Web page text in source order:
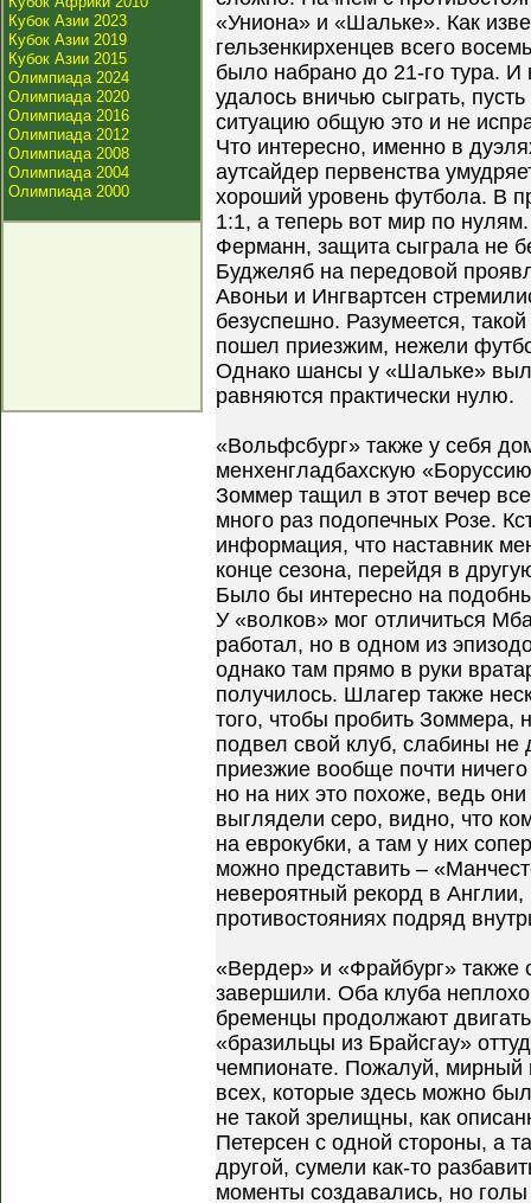
Кубок Азии 2023
Кубок Азии 2019
Кубок Азии 2015
Олимпиада 2024
Олимпиада 2020
Олимпиада 2016
Олимпиада 2012
Олимпиада 2008
Олимпиада 2004
Олимпиада 2000
«Униона» и «Шальке». Как
гельзенкирхенцев всего
было набрано до 21-го тура. И
удалось вничью сыграть, пусть
ситуацию общую это и не
Что интересно, именно в
аутсайдер первенства
хороший уровень футбола. В
1:1, а теперь вот мир по
Ферманн, защита сыграла не
Буджеляб на передовой
Авоньи и Ингвартсен
безуспешно. Разумеется,
пошел приезжим, нежели
Однако шансы у «Шальке»
равняются практически нулю.
«Вольфсбург» также у себя
менхенгладбахскую
Зоммер тащил в этот вечер
много раз подопечных Розе.
информация, что наставник
конце сезона, перейдя в
Было бы интересно на
У «волков» мог отличиться
работал, но в одном из
однако там прямо в руки
получилось. Шлагер также
того, чтобы пробить Зоммера,
подвел свой клуб, слабины не
приезжие вообще почти
но на них это похоже, ведь
выглядели серо, видно, что
на еврокубки, а там у них
можно представить –
невероятный рекорд в
противостояниях подряд
«Вердер» и «Фрайбург» также
завершили. Оба клуба
бременцы продолжают
«бразильцы из Брайсгау»
чемпионате. Пожалуй,
всех, которые здесь можно
не такой зрелищны, как
Петерсен с одной стороны, а
другой, сумели как-то
моменты создавались, но